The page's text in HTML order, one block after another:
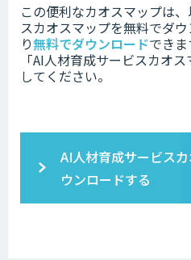
この便利なカオスマップは
スカオスマップを無料でダ
り無料でダウンロードでき
「AI人材育成サービスカオ
してください。
AI人材育成サービス
ウンロードする